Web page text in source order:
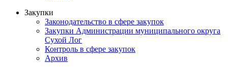
Закупки
Законодательство в сфере закупок
Закупки Администрации муниципального округа
Сухой Лог
Контроль в сфере закупок
Архив